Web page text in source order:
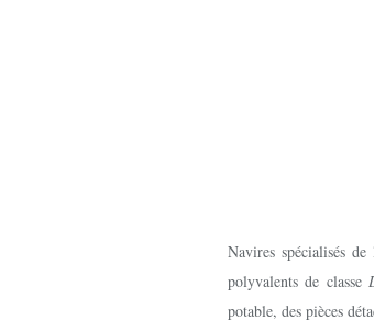
Navires spécialisés de
polyvalents de classe
potable, des pièces